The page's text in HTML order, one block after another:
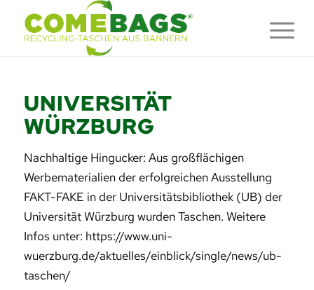
UNIVERSITÄT
WÜRZBURG
Nachhaltige Hingucker: Aus großflächigen
Werbematerialien der erfolgreichen Ausstellung
FAKT-FAKE in der Universitätsbibliothek (UB) der
Universität Würzburg wurden Taschen. Weitere
Infos unter: https://www.uni-
wuerzburg.de/aktuelles/einblick/single/news/ub-
taschen/